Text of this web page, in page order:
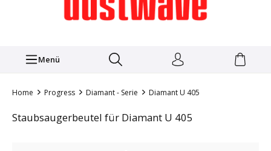
Menü
Home Progress Diamant - Serie Diamant U 405
Staubsaugerbeutel für Diamant U 405